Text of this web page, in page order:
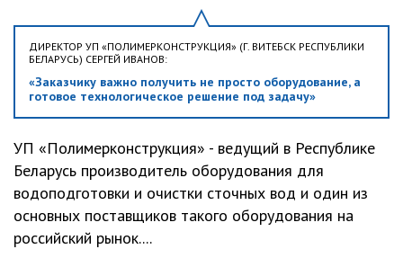
ДИРЕКТОР УП «ПОЛИМЕРКОНСТРУКЦИЯ» (Г. ВИТЕБСК РЕСПУБЛИКИ
БЕЛАРУСЬ) СЕРГЕЙ ИВАНОВ:
«Заказчику важно получить не просто оборудование, а
готовое технологическое решение под задачу»
УП «Полимерконструкция» - ведущий в Республике
Беларусь производитель оборудования для
водоподготовки и очистки сточных вод и один из
основных поставщиков такого оборудования на
российский рынок....